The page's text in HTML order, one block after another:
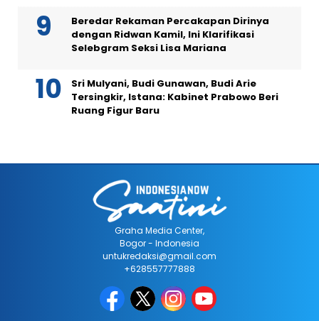
Beredar Rekaman Percakapan Dirinya
dengan Ridwan Kamil, Ini Klarifikasi
Selebgram Seksi Lisa Mariana
Sri Mulyani, Budi Gunawan, Budi Arie
Tersingkir, Istana: Kabinet Prabowo Beri
Ruang Figur Baru
Graha Media Center,
Bogor - Indonesia
untukredaksi@gmail.com
+628557777888